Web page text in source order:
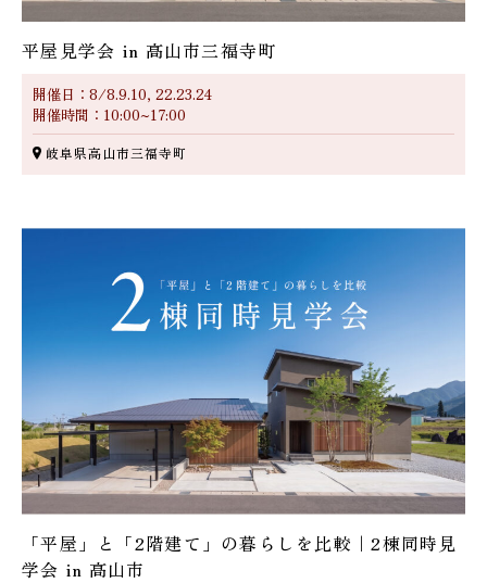
平屋見学会 in 高山市三福寺町
開催日：8/8.9.10, 22.23.24
開催時間：10:00~17:00
岐阜県高山市三福寺町
「平屋」と「2階建て」の暮らしを比較｜2棟同時見
学会 in 高山市